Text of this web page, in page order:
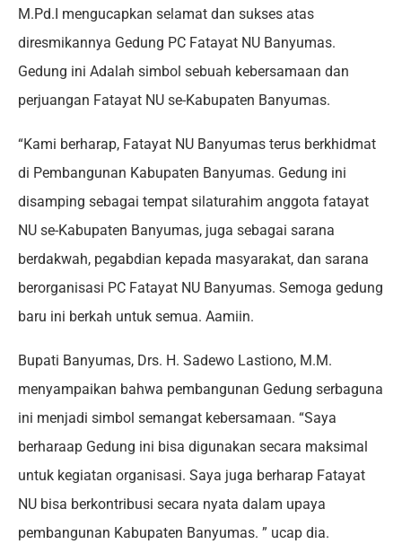
M.Pd.I mengucapkan selamat dan sukses atas
diresmikannya Gedung PC Fatayat NU Banyumas.
Gedung ini Adalah simbol sebuah kebersamaan dan
perjuangan Fatayat NU se-Kabupaten Banyumas.
“Kami berharap, Fatayat NU Banyumas terus berkhidmat
di Pembangunan Kabupaten Banyumas. Gedung ini
disamping sebagai tempat silaturahim anggota fatayat
NU se-Kabupaten Banyumas, juga sebagai sarana
berdakwah, pegabdian kepada masyarakat, dan sarana
berorganisasi PC Fatayat NU Banyumas. Semoga gedung
baru ini berkah untuk semua. Aamiin.
Bupati Banyumas, Drs. H. Sadewo Lastiono, M.M.
menyampaikan bahwa pembangunan Gedung serbaguna
ini menjadi simbol semangat kebersamaan. “Saya
berharaap Gedung ini bisa digunakan secara maksimal
untuk kegiatan organisasi. Saya juga berharap Fatayat
NU bisa berkontribusi secara nyata dalam upaya
pembangunan Kabupaten Banyumas. ” ucap dia.